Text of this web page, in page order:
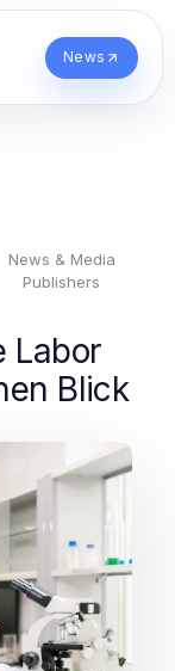
News
News & Media
Publishers
Labor
Blick